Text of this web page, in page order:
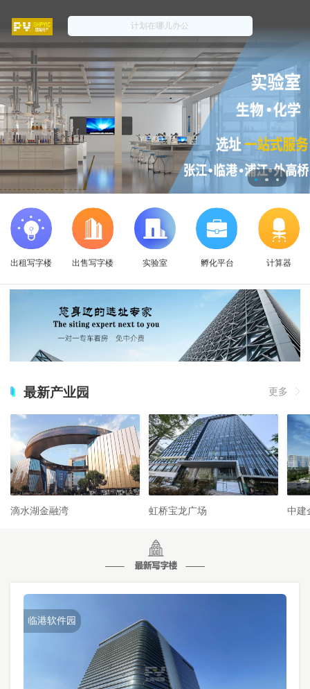
出租写字楼 出售写字楼 实验室 孵化平台 计算器
最新产业园 更多
滴水湖金融湾 虹桥宝龙广场 中建
临港软件园